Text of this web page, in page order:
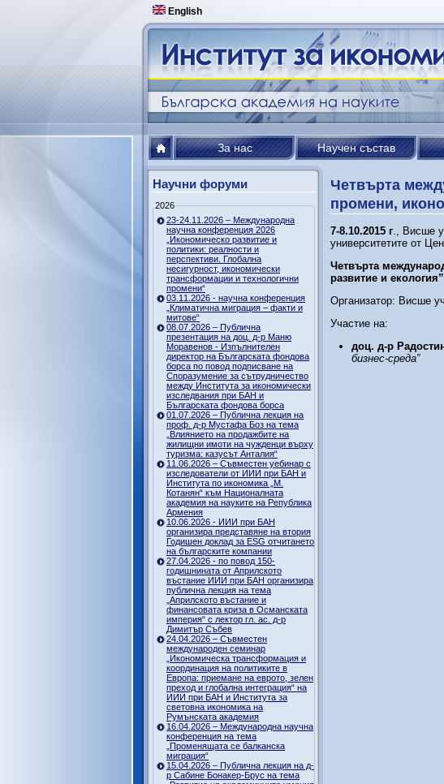
English
За нас Научен състав
Научни форуми
2026
23-24.11.2026 – Международна
научна конференция 2026
„Икономическо развитие и
политики: реалности и
перспективи. Глобална
несигурност, икономически
трансформации и технологични
промени“
03.11.2026 - научна конференция
„Климатична миграция – факти и
митове“
08.07.2026 – Публична
презентация на доц. д-р Маню
Моравенов - Изпълнителен
директор на Българската фондова
борса по повод подписване на
Споразумение за сътрудничество
между Института за икономически
изследвания при БАН и
Българската фондова борса
01.07.2026 – Публична лекция на
проф. д-р Мустафа Боз на тема
„Влиянието на продажбите на
жилищни имоти на чужденци върху
туризма: казусът Анталия“
11.06.2026 – Съвместен уебинар с
изследователи от ИИИ при БАН и
Института по икономика „М.
Котанян“ към Националната
академия на науките на Република
Армения
10.06.2026 - ИИИ при БАН
организира представяне на втория
Годишен доклад за ESG отчитането
на българските компании
27.04.2026 - по повод 150-
годишнината от Априлското
въстание ИИИ при БАН организира
публична лекция на тема
„Априлското въстание и
финансовата криза в Османската
империя“ с лектор гл. ас. д-р
Димитър Събев
24.04.2026 – Съвместен
международен семинар
„Икономическа трансформация и
координация на политиките в
Европа: приемане на еврото, зелен
преход и глобална интеграция“ на
ИИИ при БАН и Института за
световна икономика на
Румънската академия
16.04.2026 – Международна научна
конференция на тема
„Променящата се балканска
миграция“
15.04.2026 – Публична лекция на д-
р Сабине Бонакер-Брус на тема
Четвърта
промени,
7-8.10.2015 г., Висше
университетите от
Четвърта
развитие и екология”
Организатор: Висше
Участие на:
доц. д-р
бизнес-среда”